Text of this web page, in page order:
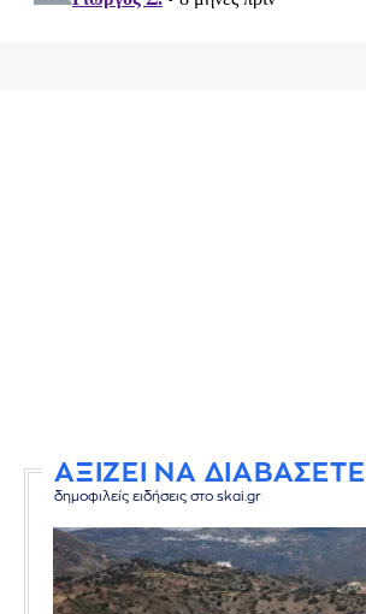
ΑΞΙΖΕΙ ΝΑ ΔΙΑΒΑΣΕΤΕ
δημοφιλείς ειδήσεις στο skai.gr